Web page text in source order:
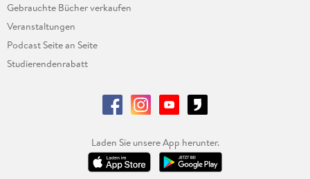
Gebrauchte Bücher verkaufen
Veranstaltungen
Podcast Seite an Seite
Studierendenrabatt
Laden Sie unsere App herunter.